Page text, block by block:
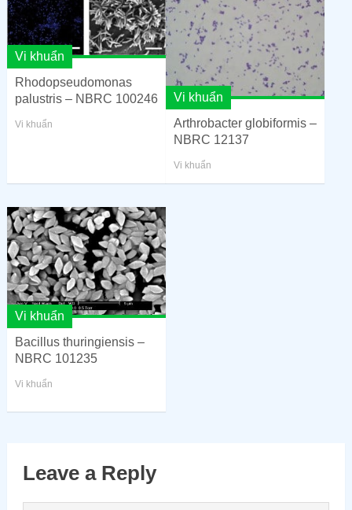
Vi khuẩn
Rhodopseudomonas
palustris – NBRC 100246
Vi khuẩn
Vi khuẩn
Arthrobacter globiformis –
NBRC 12137
Vi khuẩn
Vi khuẩn
Bacillus thuringiensis –
NBRC 101235
Vi khuẩn
Leave a Reply